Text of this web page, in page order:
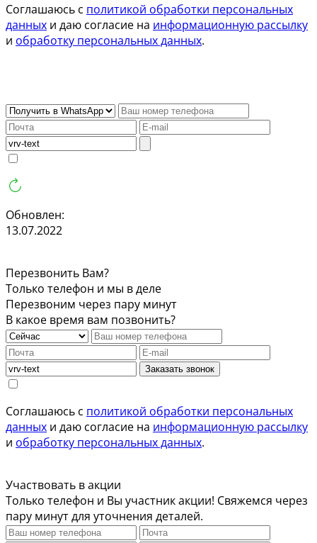
Соглашаюсь с политикой обработки персональных
данных и даю согласие на информационную рассылку
и обработку персональных данных.
Обновлен:
13.07.2022
Перезвонить Вам?
Только телефон и мы в деле
Перезвоним через пару минут
В какое время вам позвонить?
Заказать звонок
Соглашаюсь с политикой обработки персональных
данных и даю согласие на информационную рассылку
и обработку персональных данных.
Участвовать в акции
Только телефон и Вы участник акции! Свяжемся через
пару минут для уточнения деталей.